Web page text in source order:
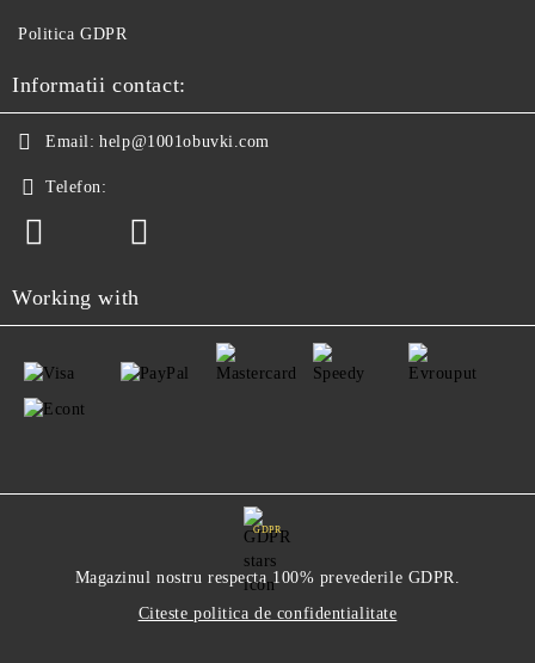
Politica GDPR
Informatii contact:
Email: help@1001obuvki.com
Telefon:
Working with
GDPR
Magazinul nostru respecta 100% prevederile GDPR.
Citeste politica de confidentialitate